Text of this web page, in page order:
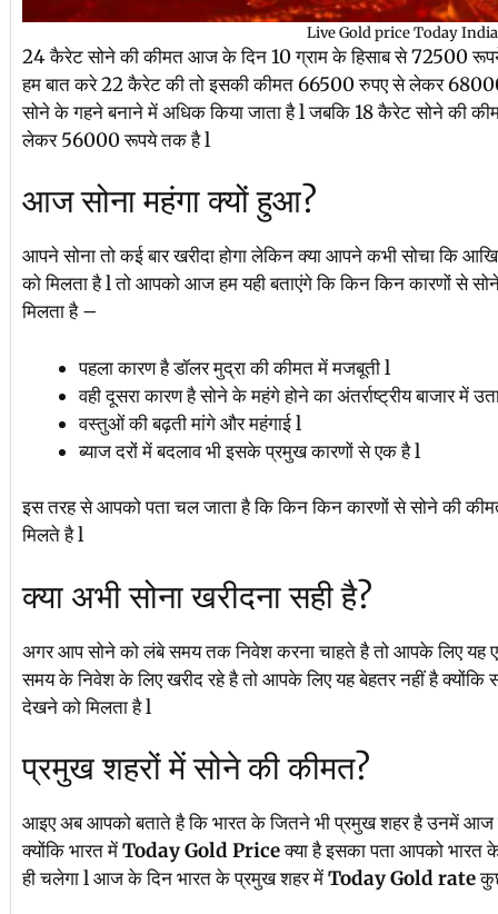
Live Gold price Today India
24 कैरेट सोने की कीमत आज के दिन 10 ग्राम के हिसाब से 72500
हम बात करे 22 कैरेट की तो इसकी कीमत 66500 रुपए से लेकर 68000
सोने के गहने बनाने में अधिक किया जाता है l जबकि 18 कैरेट सोने की
लेकर 56000 रूपये तक है l
आज सोना महंगा क्यों हुआ?
आपने सोना तो कई बार खरीदा होगा लेकिन क्या आपने कभी सोचा कि
को मिलता है l तो आपको आज हम यही बताएंगे कि किन किन कारणों से
मिलता है –
पहला कारण है डॉलर मुद्रा की कीमत में मजबूती l
वही दूसरा कारण है सोने के महंगे होने का अंतर्राष्ट्रीय बाजार में
वस्तुओं की बढ़ती मांगे और महंगाई l
ब्याज दरों में बदलाव भी इसके प्रमुख कारणों से एक है l
इस तरह से आपको पता चल जाता है कि किन किन कारणों से सोने की
मिलते है l
क्या अभी सोना खरीदना सही है?
अगर आप सोने को लंबे समय तक निवेश करना चाहते है तो आपके लिए यह
समय के निवेश के लिए खरीद रहे है तो आपके लिए यह बेहतर नहीं है क्योंकि
देखने को मिलता है l
प्रमुख शहरों में सोने की कीमत?
आइए अब आपको बताते है कि भारत के जितने भी प्रमुख शहर है उनमें आज
क्योंकि भारत मेंToday Gold Priceक्या है इसका पता आपको भारत
ही चलेगा l आज के दिन भारत के प्रमुख शहर मेंToday Gold rate